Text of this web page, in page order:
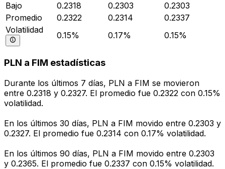
Bajo
0.2318 0.2303
0.2303
Promedio
0.2322 0.2314
0.2337
Volatilidad
0.15% 0.17% 0.15%
PLN a FIM estadísticas
Durante los últimos 7 días, PLN a FIM se movieron
entre 0.2318 y 0.2327. El promedio fue 0.2322 con 0.15%
volatilidad.
En los últimos 30 días, PLN a FIM movido entre 0.2303 y
0.2327. El promedio fue 0.2314 con 0.17% volatilidad.
En los últimos 90 días, PLN a FIM movido entre 0.2303
y 0.2365. El promedio fue 0.2337 con 0.15% volatilidad.